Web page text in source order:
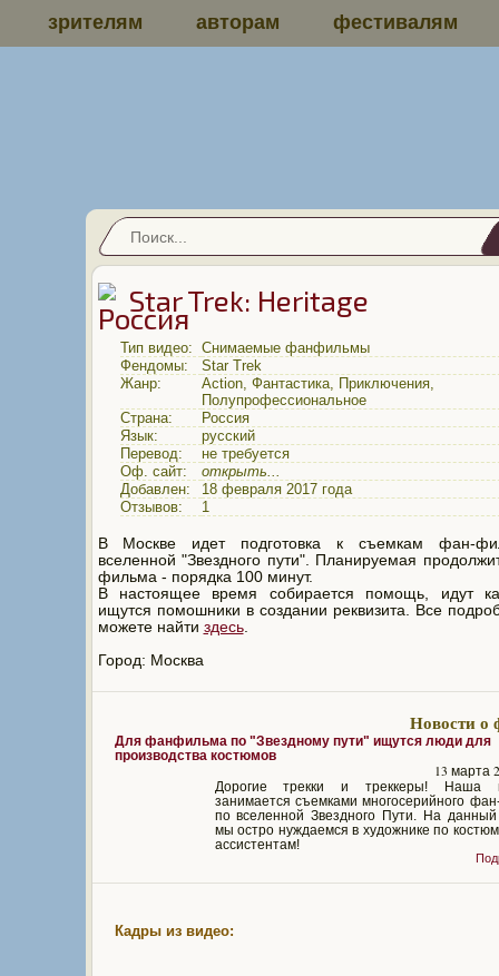
зрителям авторам фестивалям
Star Trek: Heritage
Тип видео: Снимаемые фанфильмы
Фендомы:
Star Trek
Жанр:
Action, Фантастика, Приключения,
Полупрофессиональное
Страна:
Россия
Язык:
русский
Перевод:
не требуется
Оф. сайт:
открыть...
Добавлен:
18 февраля 2017 года
Отзывов:
1
В Москве идет подготовка к съемкам фан-
вселенной "Звездного пути". Планируемая
фильма - порядка 100 минут.
В настоящее время собирается помощь, идут
ищутся помошники в создании реквизита. Все
можете найти здесь.
Город: Москва
Новости о
Для фанфильма по "Звездному пути" ищутся люди для
производства костюмов
13 марта
Дорогие трекки и треккеры! Наша
занимается съемками многосерийного
по вселенной Звездного Пути. На
мы остро нуждаемся в художнике по
ассистентам!
Кадры из видео: